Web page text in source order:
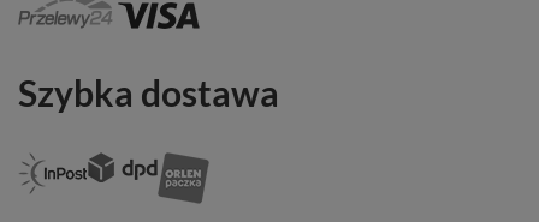
Szybka dostawa